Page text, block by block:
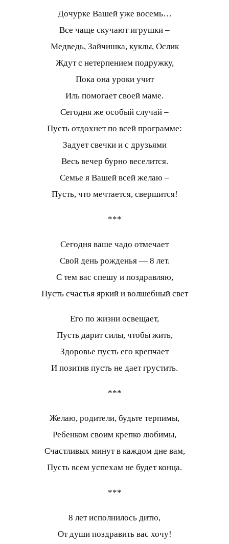
Дочурке Вашей уже восемь…
Все чаще скучают игрушки –
Медведь, Зайчишка, куклы, Ослик
Ждут с нетерпением подружку,
Пока она уроки учит
Иль помогает своей маме.
Сегодня же особый случай –
Пусть отдохнет по всей программе:
Задует свечки и с друзьями
Весь вечер бурно веселится.
Семье я Вашей всей желаю –
Пусть, что мечтается, свершится!
***
Сегодня ваше чадо отмечает
Свой день рожденья — 8 лет.
С тем вас спешу и поздравляю,
Пусть счастья яркий и волшебный свет
Его по жизни освещает,
Пусть дарит силы, чтобы жить,
Здоровье пусть его крепчает
И позитив пусть не дает грустить.
***
Желаю, родители, будьте терпимы,
Ребенком своим крепко любимы,
Счастливых минут в каждом дне вам,
Пусть всем успехам не будет конца.
***
8 лет исполнилось дитю,
От души поздравить вас хочу!